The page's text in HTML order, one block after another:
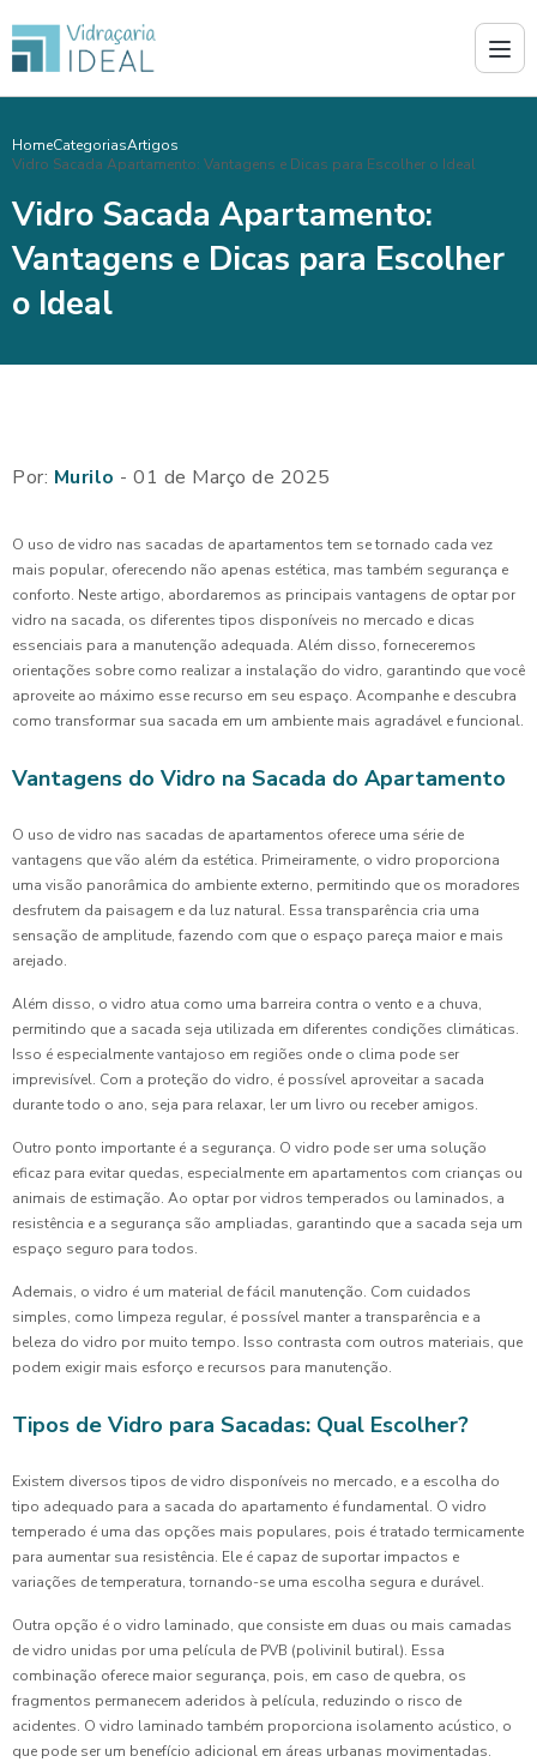
HomeCategoriasArtigos
Vidro Sacada Apartamento: Vantagens e Dicas para Escolher o Ideal
Vidro Sacada Apartamento:
Vantagens e Dicas para Escolher
o Ideal
Por: Murilo - 01 de Março de 2025
O uso de vidro nas sacadas de apartamentos tem se tornado cada vez
mais popular, oferecendo não apenas estética, mas também segurança e
conforto. Neste artigo, abordaremos as principais vantagens de optar por
vidro na sacada, os diferentes tipos disponíveis no mercado e dicas
essenciais para a manutenção adequada. Além disso, forneceremos
orientações sobre como realizar a instalação do vidro, garantindo que você
aproveite ao máximo esse recurso em seu espaço. Acompanhe e descubra
como transformar sua sacada em um ambiente mais agradável e funcional.
Vantagens do Vidro na Sacada do Apartamento
O uso de vidro nas sacadas de apartamentos oferece uma série de
vantagens que vão além da estética. Primeiramente, o vidro proporciona
uma visão panorâmica do ambiente externo, permitindo que os moradores
desfrutem da paisagem e da luz natural. Essa transparência cria uma
sensação de amplitude, fazendo com que o espaço pareça maior e mais
arejado.
Além disso, o vidro atua como uma barreira contra o vento e a chuva,
permitindo que a sacada seja utilizada em diferentes condições climáticas.
Isso é especialmente vantajoso em regiões onde o clima pode ser
imprevisível. Com a proteção do vidro, é possível aproveitar a sacada
durante todo o ano, seja para relaxar, ler um livro ou receber amigos.
Outro ponto importante é a segurança. O vidro pode ser uma solução
eficaz para evitar quedas, especialmente em apartamentos com crianças ou
animais de estimação. Ao optar por vidros temperados ou laminados, a
resistência e a segurança são ampliadas, garantindo que a sacada seja um
espaço seguro para todos.
Ademais, o vidro é um material de fácil manutenção. Com cuidados
simples, como limpeza regular, é possível manter a transparência e a
beleza do vidro por muito tempo. Isso contrasta com outros materiais, que
podem exigir mais esforço e recursos para manutenção.
Tipos de Vidro para Sacadas: Qual Escolher?
Existem diversos tipos de vidro disponíveis no mercado, e a escolha do
tipo adequado para a sacada do apartamento é fundamental. O vidro
temperado é uma das opções mais populares, pois é tratado termicamente
para aumentar sua resistência. Ele é capaz de suportar impactos e
variações de temperatura, tornando-se uma escolha segura e durável.
Outra opção é o vidro laminado, que consiste em duas ou mais camadas
de vidro unidas por uma película de PVB (polivinil butiral). Essa
combinação oferece maior segurança, pois, em caso de quebra, os
fragmentos permanecem aderidos à película, reduzindo o risco de
acidentes. O vidro laminado também proporciona isolamento acústico, o
que pode ser um benefício adicional em áreas urbanas movimentadas.